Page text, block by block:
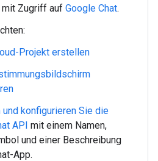
Zugriff auf Google Chat.
Projekt erstellen
konfigurieren Sie die
API mit einem Namen,
und einer Beschreibung
App.